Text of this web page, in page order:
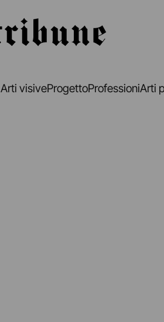
Arti visiveProgettoProfessioniArti